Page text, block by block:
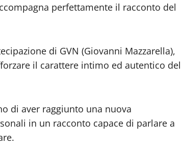
perfettamente il racconto del
di GVN (Giovanni Mazzarella),
il carattere intimo ed autentico del
di aver raggiunto una nuova
in un racconto capace di parlare a